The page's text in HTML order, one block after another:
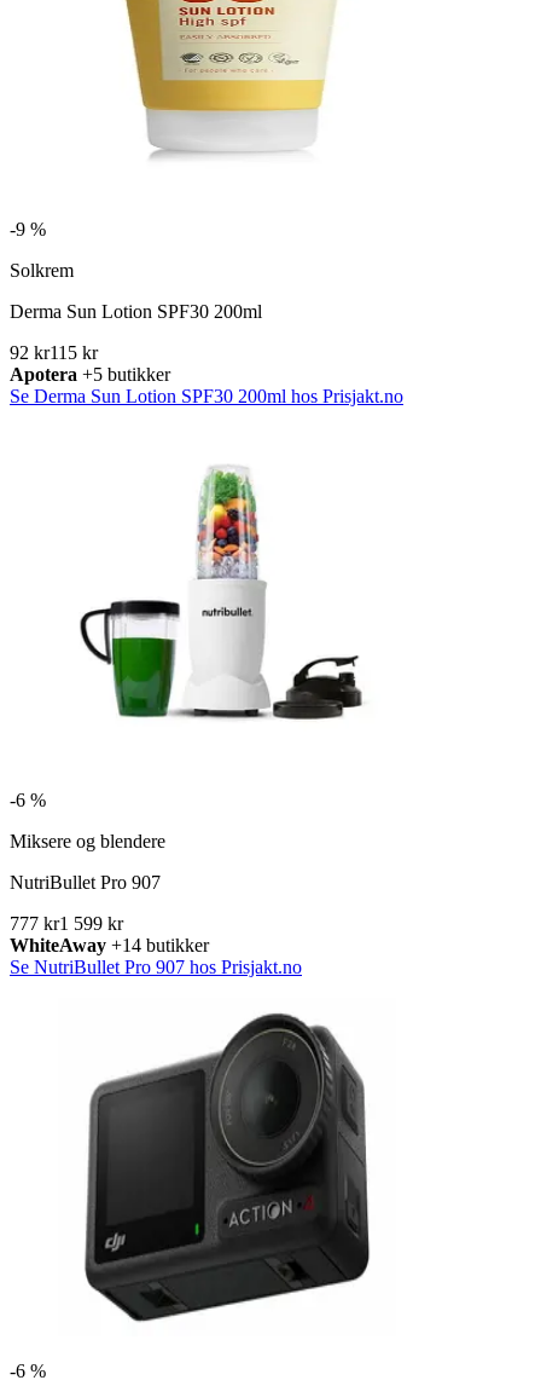
-9 %
Solkrem
Derma Sun Lotion SPF30 200ml
92 kr115 kr
Apotera +5 butikker
Se Derma Sun Lotion SPF30 200ml hos Prisjakt.no
-6 %
Miksere og blendere
NutriBullet Pro 907
777 kr1 599 kr
WhiteAway +14 butikker
Se NutriBullet Pro 907 hos Prisjakt.no
-6 %